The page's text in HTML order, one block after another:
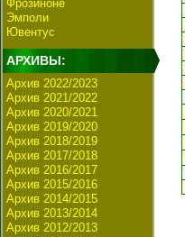
Фрозиноне
Эмполи
Ювентус
АРХИВЫ:
Архив 2022/2023
Архив 2021/2022
Архив 2020/2021
Архив 2019/2020
Архив 2018/2019
Архив 2017/2018
Архив 2016/2017
Архив 2015/2016
Архив 2014/2015
Архив 2013/2014
Архив 2012/2013